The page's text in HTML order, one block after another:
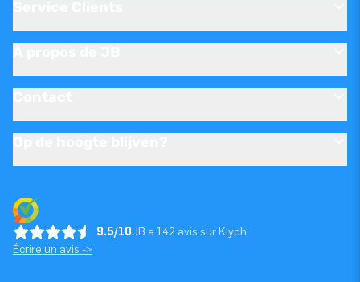
9.5/10JB a 142 avis sur Kiyoh
Écrire un avis ->